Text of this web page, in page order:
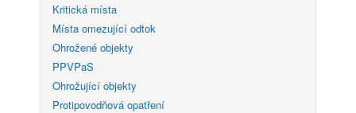
Kritická místa
Místa omezující odtok
Ohrožené objekty
PPVPaS
Ohrožující objekty
Protipovodňová opatření